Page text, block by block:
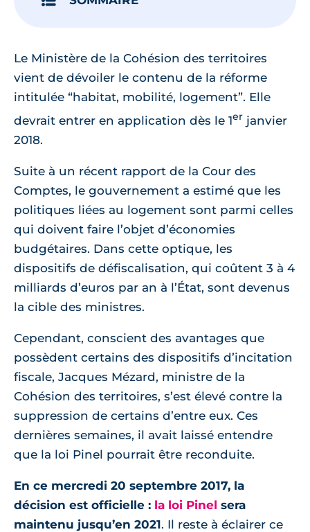
Le Ministère de la Cohésion des territoires
vient de dévoiler le contenu de la réforme
intitulée “habitat, mobilité, logement”. Elle
devrait entrer en application dès le 1er janvier
2018.
Suite à un récent rapport de la Cour des
Comptes, le gouvernement a estimé que les
politiques liées au logement sont parmi celles
qui doivent faire l’objet d’économies
budgétaires. Dans cette optique, les
dispositifs de défiscalisation, qui coûtent 3 à 4
milliards d’euros par an à l’État, sont devenus
la cible des ministres.
Cependant, conscient des avantages que
possèdent certains des dispositifs d’incitation
fiscale, Jacques Mézard, ministre de la
Cohésion des territoires, s’est élevé contre la
suppression de certains d’entre eux. Ces
dernières semaines, il avait laissé entendre
que la loi Pinel pourrait être reconduite.
En ce mercredi 20 septembre 2017, la
décision est officielle : la loi Pinel sera
maintenu jusqu’en 2021. Il reste à éclairer ce